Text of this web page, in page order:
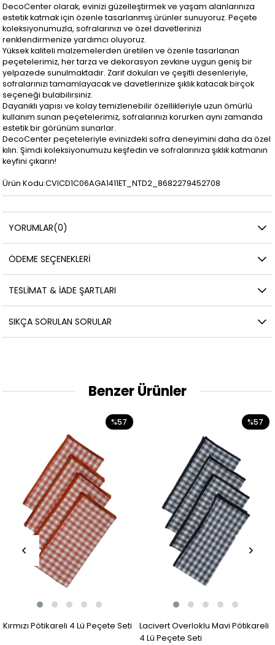
DecoCenter olarak, evinizi güzelleştirmek ve yaşam alanlarınıza
estetik katmak için özenle tasarlanmış ürünler sunuyoruz. Peçete
koleksiyonumuzla, sofralarınızı ve özel davetlerinizi
renklendirmenize yardımcı oluyoruz.
Yüksek kaliteli malzemelerden üretilen ve özenle tasarlanan
peçetelerimiz, her tarza ve dekorasyon zevkine uygun geniş bir
yelpazede sunulmaktadır. Zarif dokuları ve çeşitli desenleriyle,
sofralarınızı tamamlayacak ve davetlerinize şıklık katacak birçok
seçeneği bulabilirsiniz.
Dayanıklı yapısı ve kolay temizlenebilir özellikleriyle uzun ömürlü
kullanım sunan peçetelerimiz, sofralarınızı korurken aynı zamanda
estetik bir görünüm sunarlar.
DecoCenter peçeteleriyle evinizdeki sofra deneyimini daha da özel
kılın. Şimdi koleksiyonumuzu keşfedin ve sofralarınıza şıklık katmanın
keyfini çıkarın!
Ürün Kodu:CVICD1C06AGA1411ET_NTD2_8682279452708
YORUMLAR(0)
ÖDEME SEÇENEKLERI
TESLIMAT & İADE ŞARTLARI
SIKÇA SORULAN SORULAR
Benzer Ürünler
Kırmızı Pötikareli 4 Lü Peçete Seti
%57
Lacivert Overloklu Mavi Pötikareli
4 Lü Peçete Seti
%57